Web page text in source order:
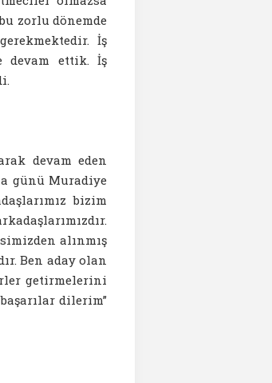
zorlu dönemde
İş
devam ettik. İş
devam eden
günü Muradiye
bizim
alınmış
Ben aday olan
getirmelerini
dilerim”